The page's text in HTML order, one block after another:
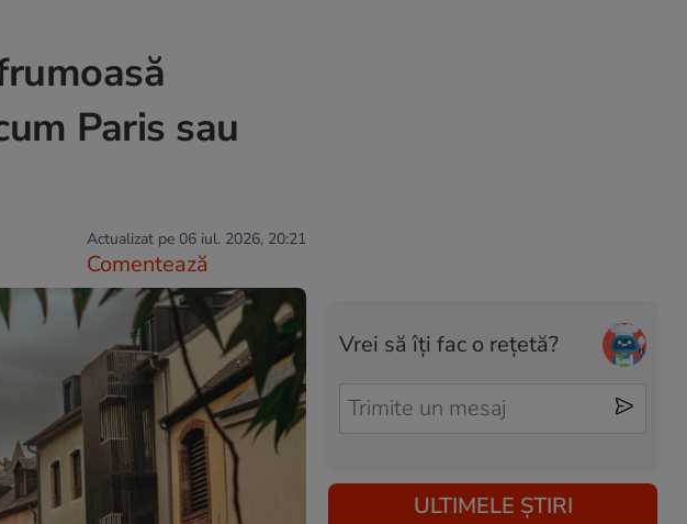
Paris sau
Actualizat pe 06 iul. 2026, 20:21
Comentează
Vrei să îți fac o rețetă?
ULTIMELE ȘTIRI